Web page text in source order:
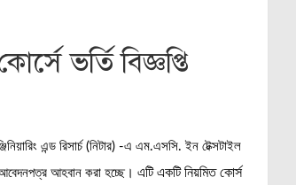
ভর্তি বিজ্ঞপ্তি
এন্ড রিসার্চ (নিটার) -এ এম.এসসি. ইন টেক্সটাইল
আবেদনপত্র আহবান করা হচ্ছে। এটি একটি নিয়মিত কোর্স